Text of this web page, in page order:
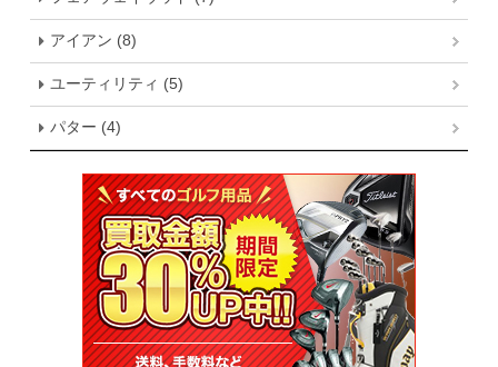
アイアン (8)
ユーティリティ (5)
パター (4)